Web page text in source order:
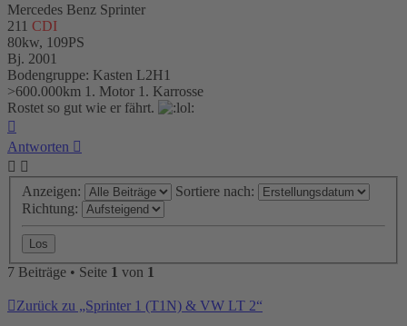
Mercedes Benz Sprinter
211 CDI
80kw, 109PS
Bj. 2001
Bodengruppe: Kasten L2H1
>600.000km 1. Motor 1. Karrosse
Rostet so gut wie er fährt.
Antworten
Anzeigen:
Sortiere nach:
Richtung:
7 Beiträge • Seite 1 von 1
Zurück zu „Sprinter 1 (T1N) & VW LT 2“